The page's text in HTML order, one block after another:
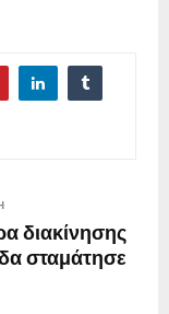
διακίνησης
σταμάτησε